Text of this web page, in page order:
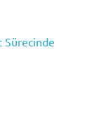
Sürecinde